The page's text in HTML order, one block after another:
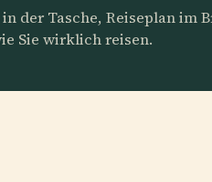
der Tasche, Reiseplan im
Sie wirklich reisen.